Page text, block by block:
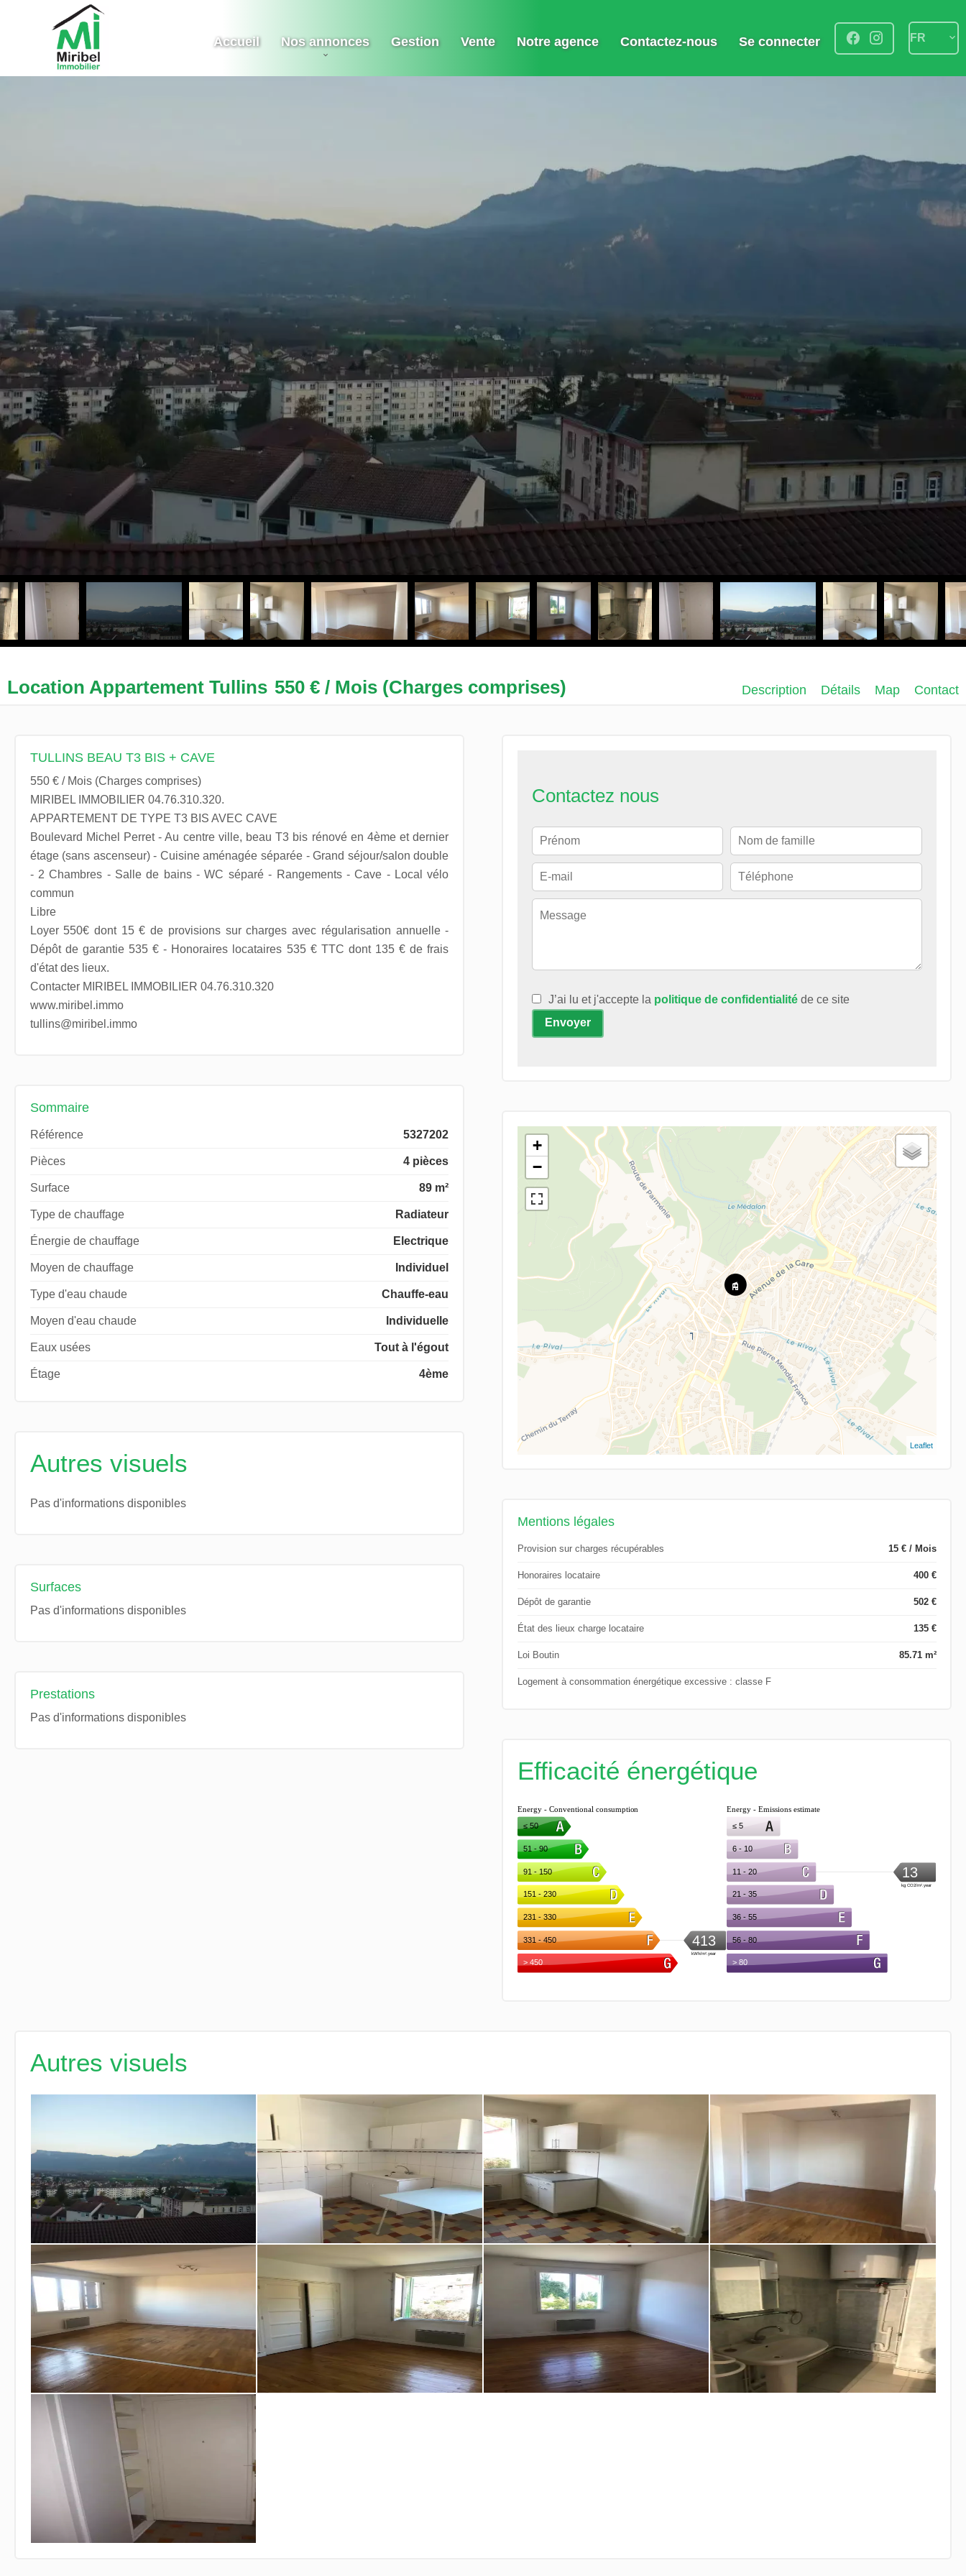
Accueil Nos annonces Gestion Vente Notre agence Contactez-nous Se connecter FR
Location Appartement Tullins 550 € / Mois (Charges comprises) Description Détails Map Contact
TULLINS BEAU T3 BIS + CAVE
550 € / Mois (Charges comprises)
MIRIBEL IMMOBILIER 04.76.310.320.
APPARTEMENT DE TYPE T3 BIS AVEC CAVE
Boulevard Michel Perret - Au centre ville, beau T3 bis rénové en 4ème et dernier
étage (sans ascenseur) - Cuisine aménagée séparée - Grand séjour/salon double
- 2 Chambres - Salle de bains - WC séparé - Rangements - Cave - Local vélo
commun
Libre
Loyer 550€ dont 15 € de provisions sur charges avec régularisation annuelle -
Dépôt de garantie 535 € - Honoraires locataires 535 € TTC dont 135 € de frais
d'état des lieux.
Contacter MIRIBEL IMMOBILIER 04.76.310.320
www.miribel.immo
tullins@miribel.immo
Sommaire
Référence 5327202
Pièces 4 pièces
Surface 89 m²
Type de chauffage Radiateur
Énergie de chauffage Electrique
Moyen de chauffage Individuel
Type d'eau chaude Chauffe-eau
Moyen d'eau chaude Individuelle
Eaux usées Tout à l'égout
Étage 4ème
Autres visuels
Pas d'informations disponibles
Surfaces
Pas d'informations disponibles
Prestations
Pas d'informations disponibles
Contactez nous
J’ai lu et j'accepte la politique de confidentialitéde ce site
Envoyer
+
−
Leaflet
Mentions légales
Provision sur charges récupérables 15 € / Mois
Honoraires locataire 400 €
Dépôt de garantie 502 €
État des lieux charge locataire 135 €
Loi Boutin 85.71 m²
Logement à consommation énergétique excessive : classe F
Efficacité énergétique
Autres visuels